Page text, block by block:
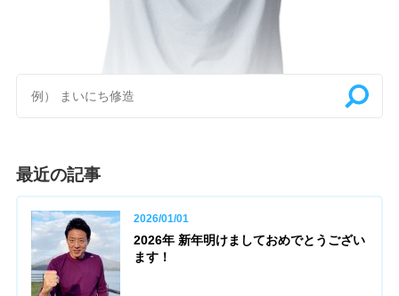
最近の記事
2026/01/01
2026年 新年明けましておめでとうござい
ます！